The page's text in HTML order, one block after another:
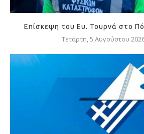
Επίσκεψη του Ευ. Τουρνά στο
Τετάρτη, 5 Αυγούστου